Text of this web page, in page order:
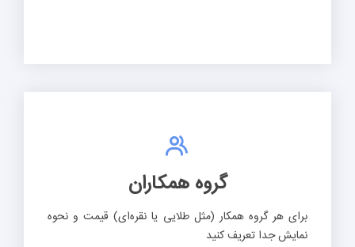
گروه همکاران
برای هر گروه همکار (مثل طلایی یا نقره‌ای) قیمت و نحوه
نمایش جدا تعریف کنید